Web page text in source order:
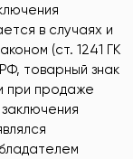
в случаях и
(ст. 1241 ГК
товарный знак
при продаже